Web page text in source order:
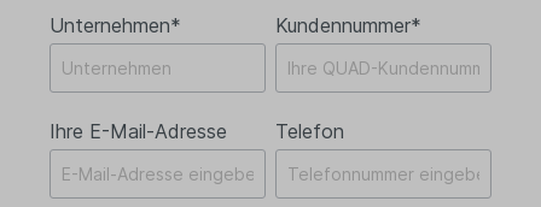
Unternehmen* Kundennummer*
Ihre E-Mail-Adresse Telefon